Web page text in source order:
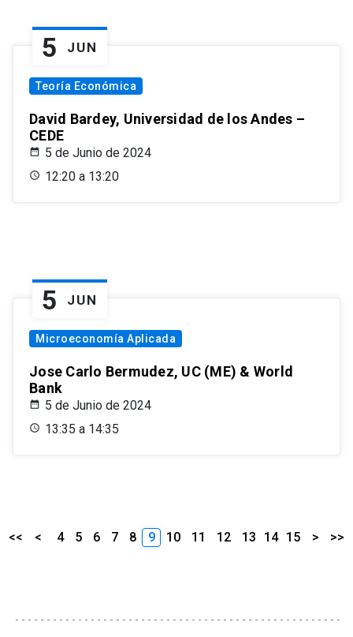
5 JUN
Teoría Económica
David Bardey, Universidad de los Andes –
CEDE
5 de Junio de 2024
12:20 a 13:20
5 JUN
Microeconomía Aplicada
Jose Carlo Bermudez, UC (ME) & World
Bank
5 de Junio de 2024
13:35 a 14:35
<< < 4 5 6 7 8 9 10 11 12 13 14 15 > >>